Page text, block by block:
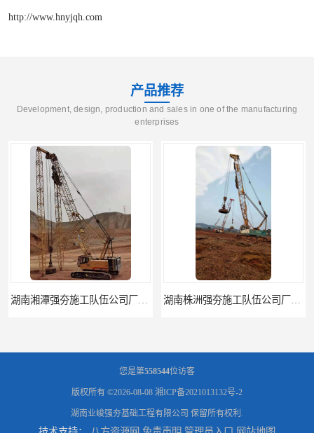
http://www.hnyjqh.com
产品推荐
Development, design, production and sales in one of the manufacturing
enterprises
您是第558544位访客
版权所有 ©2026-08-08 湘ICP备2021013132号-2
湖南业峻强夯基础工程有限公司 保留所有权利.